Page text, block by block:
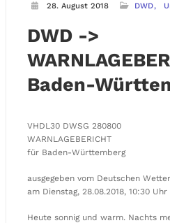
28. August 2018 DWD
DWD ->
Baden-
VHDL30 DWSG 280800
WARNLAGEBERICHT
für Baden-Württemberg
ausgegeben vom Deutschen
am Dienstag, 28.08.2018, 10:30 Uhr
Heute sonnig und warm. Nachts